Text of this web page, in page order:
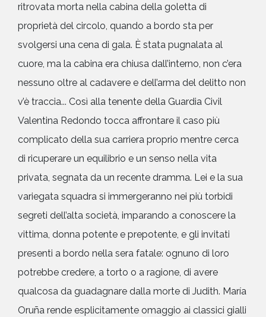
ritrovata morta nella cabina della goletta di
proprietà del circolo, quando a bordo sta per
svolgersi una cena di gala. È stata pugnalata al
cuore, ma la cabina era chiusa dall’interno, non c’era
nessuno oltre al cadavere e dell’arma del delitto non
v’è traccia... Così alla tenente della Guardia Civil
Valentina Redondo tocca affrontare il caso più
complicato della sua carriera proprio mentre cerca
di ricuperare un equilibrio e un senso nella vita
privata, segnata da un recente dramma. Lei e la sua
variegata squadra si immergeranno nei più torbidi
segreti dell’alta società, imparando a conoscere la
vittima, donna potente e prepotente, e gli invitati
presenti a bordo nella sera fatale: ognuno di loro
potrebbe credere, a torto o a ragione, di avere
qualcosa da guadagnare dalla morte di Judith. María
Oruña rende esplicitamente omaggio ai classici gialli